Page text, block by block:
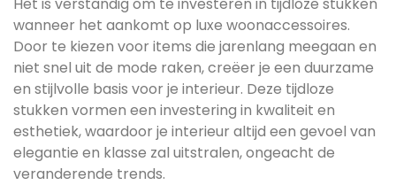
wanneer het aankomt op luxe woonaccessoires.
Door te kiezen voor items die jarenlang meegaan en
niet snel uit de mode raken, creëer je een duurzame
en stijlvolle basis voor je interieur. Deze tijdloze
stukken vormen een investering in kwaliteit en
esthetiek, waardoor je interieur altijd een gevoel van
elegantie en klasse zal uitstralen, ongeacht de
veranderende trends.